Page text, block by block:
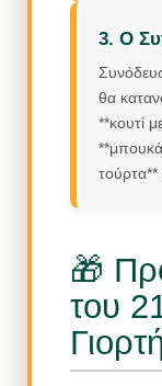
3. Ο
θα
**κουτί
τούρτα**
🎁
του